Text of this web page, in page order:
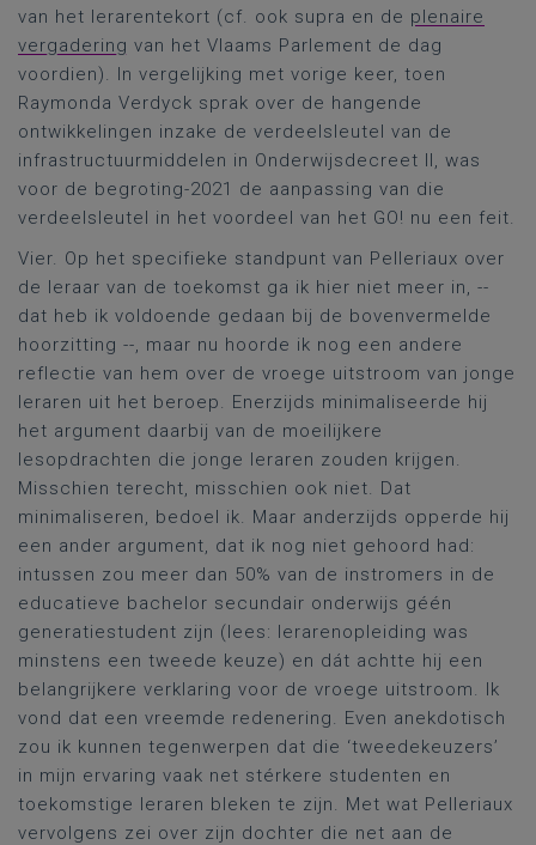
van het lerarentekort (cf. ook supra en de plenaire
vergadering van het Vlaams Parlement de dag
voordien). In vergelijking met vorige keer, toen
Raymonda Verdyck sprak over de hangende
ontwikkelingen inzake de verdeelsleutel van de
infrastructuurmiddelen in Onderwijsdecreet II, was
voor de begroting-2021 de aanpassing van die
verdeelsleutel in het voordeel van het GO! nu een feit.
Vier. Op het specifieke standpunt van Pelleriaux over
de leraar van de toekomst ga ik hier niet meer in, --
dat heb ik voldoende gedaan bij de bovenvermelde
hoorzitting --, maar nu hoorde ik nog een andere
reflectie van hem over de vroege uitstroom van jonge
leraren uit het beroep. Enerzijds minimaliseerde hij
het argument daarbij van de moeilijkere
lesopdrachten die jonge leraren zouden krijgen.
Misschien terecht, misschien ook niet. Dat
minimaliseren, bedoel ik. Maar anderzijds opperde hij
een ander argument, dat ik nog niet gehoord had:
intussen zou meer dan 50% van de instromers in de
educatieve bachelor secundair onderwijs géén
generatiestudent zijn (lees: lerarenopleiding was
minstens een tweede keuze) en dát achtte hij een
belangrijkere verklaring voor de vroege uitstroom. Ik
vond dat een vreemde redenering. Even anekdotisch
zou ik kunnen tegenwerpen dat die ‘tweedekeuzers’
in mijn ervaring vaak net stérkere studenten en
toekomstige leraren bleken te zijn. Met wat Pelleriaux
vervolgens zei over zijn dochter die net aan de